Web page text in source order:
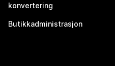
konvertering
Butikkadministrasjon